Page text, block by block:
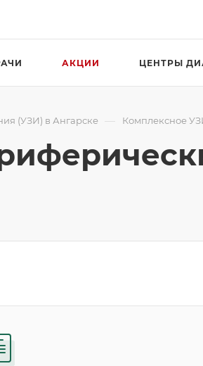
АКЦИИ ЦЕНТРЫ
(УЗИ) в Ангарске — Комплексное